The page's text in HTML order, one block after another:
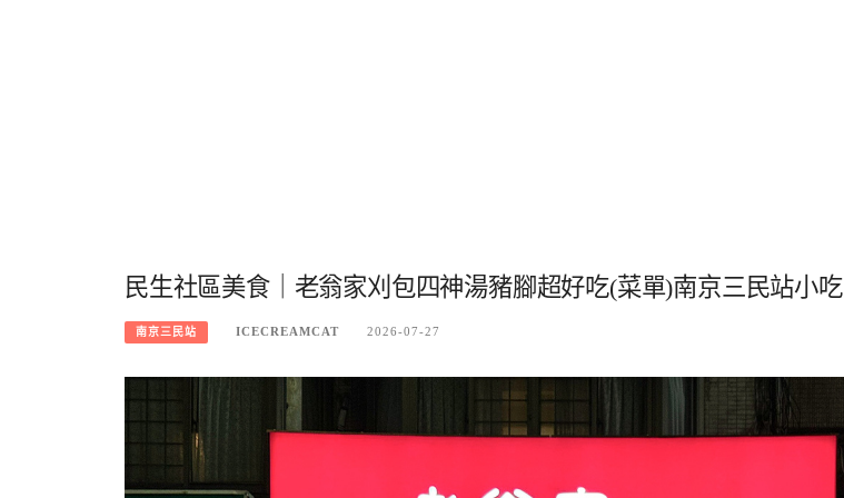
民生社區美食｜老翁家刈包四神湯豬腳超好吃(菜單)南京三民站小吃
南京三民站 ICECREAMCAT 2026-07-27